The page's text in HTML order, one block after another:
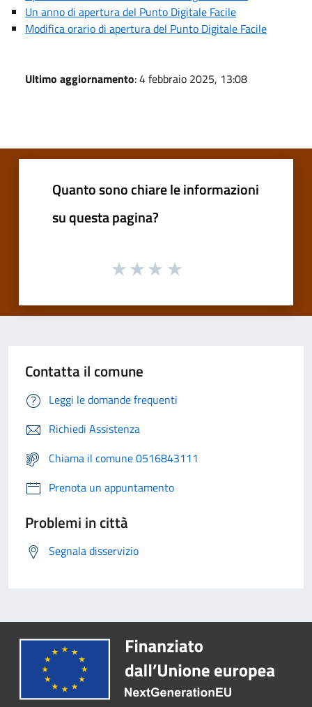
Un anno di apertura del Punto Digitale Facile
Modifica orario di apertura del Punto Digitale Facile
Ultimo aggiornamento: 4 febbraio 2025, 13:08
Quanto sono chiare le informazioni
su questa pagina?
Contatta il comune
Leggi le domande frequenti
Richiedi Assistenza
Chiama il comune 0516843111
Prenota un appuntamento
Problemi in città
Segnala disservizio